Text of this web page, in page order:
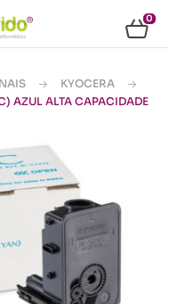
0
KYOCERA
AZUL ALTA CAPACIDADE